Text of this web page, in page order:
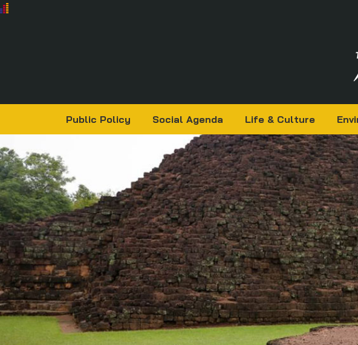
Public Policy Social Agenda Life & Culture